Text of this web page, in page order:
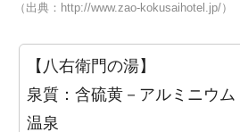
（出典：http://www.zao-kokusaihotel.jp/）
【八右衛門の湯】
泉質：含硫黄－アルミニウ
温泉